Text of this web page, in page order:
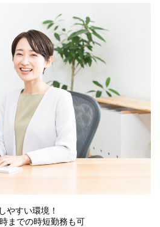
やすい環境！
までの時短勤務も可